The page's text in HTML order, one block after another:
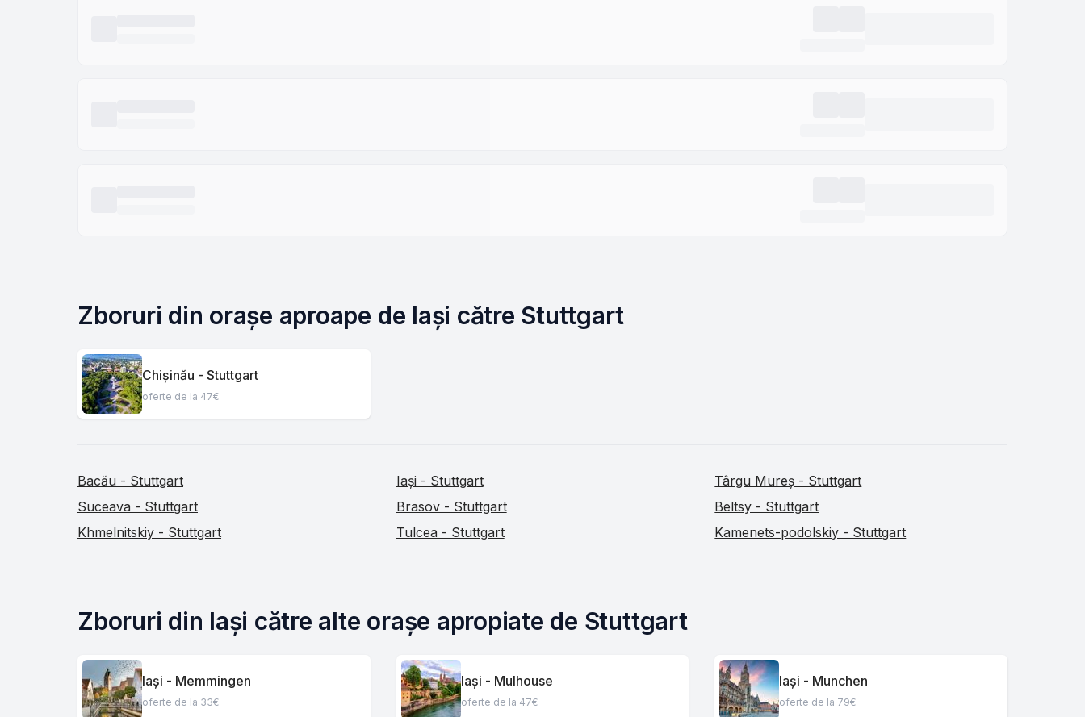
Zboruri din orașe aproape de Iași către Stuttgart
Chișinău - Stuttgart
oferte de la 47€
Bacău - Stuttgart Iași - Stuttgart
Târgu Mureș - Stuttgart
Suceava - Stuttgart
Brasov - Stuttgart
Beltsy - Stuttgart
Khmelnitskiy - Stuttgart
Tulcea - Stuttgart Kamenets-podolskiy - Stuttgart
Zboruri din Iași către alte orașe apropiate de Stuttgart
Iași - Memmingen
oferte de la 33€
Iași - Mulhouse
oferte de la 47€
Iași - Munchen
oferte de la 79€